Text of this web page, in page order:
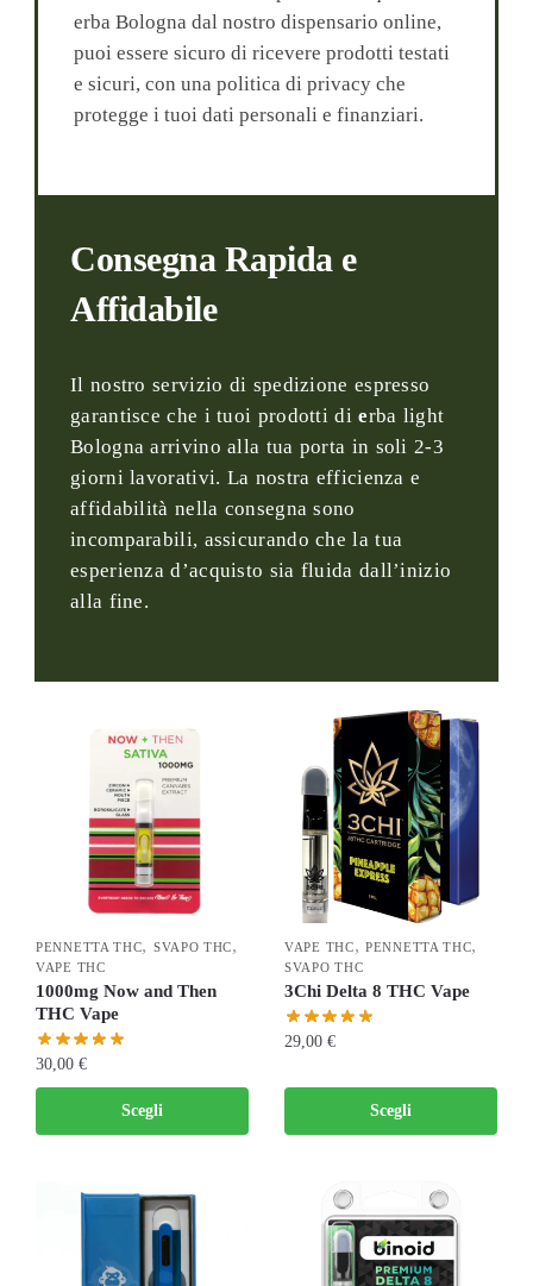
erba Bologna dal nostro dispensario online,
puoi essere sicuro di ricevere prodotti testati
e sicuri, con una politica di privacy che
protegge i tuoi dati personali e finanziari.
Consegna Rapida e
Affidabile
Il nostro servizio di spedizione espresso
garantisce che i tuoi prodotti dierba light
Bologna arrivino alla tua porta in soli 2-3
giorni lavorativi. La nostra efficienza e
affidabilità nella consegna sono
incomparabili, assicurando che la tua
esperienza d’acquisto sia fluida dall’inizio
alla fine.
PENNETTA THC, SVAPO THC,
VAPE THC
1000mg Now and Then
THC Vape
30,00 €
Scegli
VAPE THC,PENNETTA THC,
SVAPO THC
3Chi Delta 8 THC Vape
29,00 €
Scegli